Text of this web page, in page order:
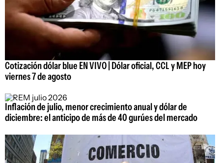
Cotización dólar blue EN VIVO | Dólar oficial, CCL y MEP hoy
viernes 7 de agosto
Inflación de julio, menor crecimiento anual y dólar de
diciembre: el anticipo de más de 40 gurúes del mercado